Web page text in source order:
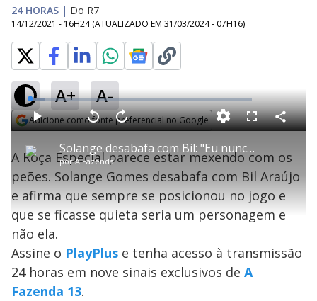
24 HORAS | Do R7
14/12/2021 - 16H24 (ATUALIZADO EM 31/03/2024 - 07H16)
A+ A-
Adicione como fonte preferencial no Google
P
l
a
y
Solange desabafa com Bil: "Eu nunca fui de ficar quieta, sempre falei tudo" - A Fazenda 13
porA Fazenda
P V
t
a
r
0
s
e
g
n
d
A
n
ç
a
1
s
e
g
u
n
M
u
L
o
a
d
e
.
7
2
%
F
l
s
c
r
n
C
o
a
r
i
l
a
A Roça Especial parece estar mexendo com os
peões. Solange Gomes desabafa com Bil Araújo
e afirma que sempre se posicionou no jogo e
que se ficasse quieta seria um personagem e
não ela.
Assine o PlayPlus e tenha acesso à transmissão
24 horas em nove sinais exclusivos de A
Fazenda 13.